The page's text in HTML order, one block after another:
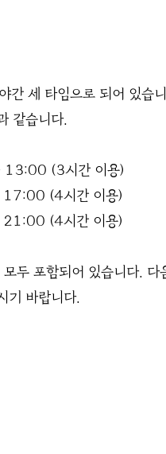
세 타임으로 되어 있습
같습니다.
(3시간 이용)
(4시간 이용)
(4시간 이용)
두 포함되어 있습니다. 다
기 바랍니다.